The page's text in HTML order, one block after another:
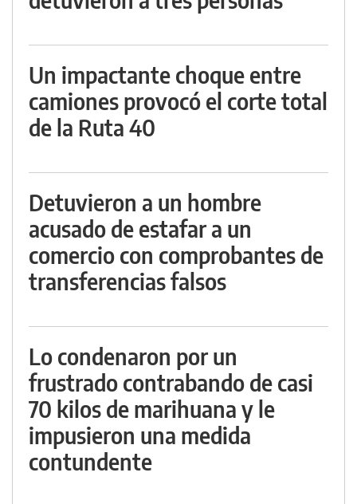
Un impactante choque entre
camiones provocó el corte total
de la Ruta 40
Detuvieron a un hombre
acusado de estafar a un
comercio con comprobantes de
transferencias falsos
Lo condenaron por un
frustrado contrabando de casi
70 kilos de marihuana y le
impusieron una medida
contundente